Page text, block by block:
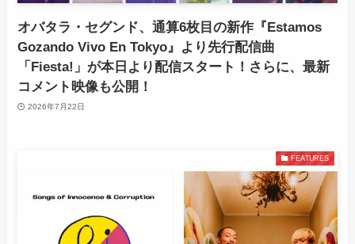
オバタラ・セグンド、通算6枚目の新作『Estamos
Gozando Vivo En Tokyo』より先行配信曲
「Fiesta!」が本日より配信スタート！さらに、最新
コメント映像も公開！
2026年7月22日
FEATURES